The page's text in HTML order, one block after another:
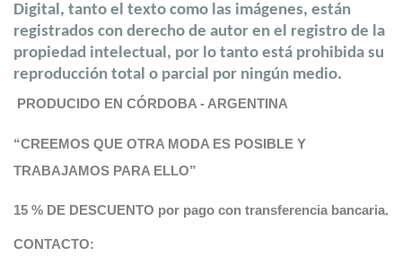
Digital, tanto el texto como las imágenes, están
registrados con derecho de autor en el registro de la
propiedad intelectual, por lo tanto está prohibida su
reproducción total o parcial por ningún medio.
PRODUCIDO EN CÓRDOBA - ARGENTINA
“CREEMOS QUE OTRA MODA ES POSIBLE Y
TRABAJAMOS PARA ELLO”
15 % DE DESCUENTO por pago con transferencia bancaria.
CONTACTO: